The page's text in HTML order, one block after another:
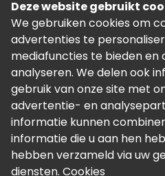
Deze website gebruikt
We gebruiken cookies om
advertenties te
mediafuncties te bieden en
analyseren. We delen ook
gebruik van onze site met
advertentie- en
informatie kunnen
informatie die u aan hen
hebben verzameld via uw
diensten. Cookies
JURIDISCH
STEUN
©2026Mogelijk gemaakt